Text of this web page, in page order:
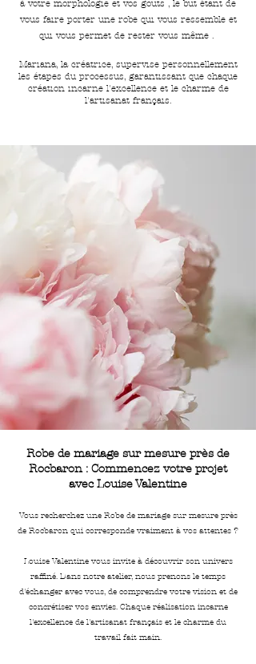
à votre morphologie et vos gouts , le but étant de
vous faire porter une robe qui vous ressemble et
qui vous permet de rester vous même .
Mariana, la créatrice, supervise personnellement
les étapes du processus, garantissant que chaque
création incarne l'excellence et le charme de
l'artisanat français.
Robe de mariage sur mesure près de
Rocbaron : Commencez votre projet
avec Louise Valentine
Vous recherchez une Robe de mariage sur mesure près
de Rocbaron qui corresponde vraiment à vos attentes ?
Louise Valentine vous invite à découvrir son univers
raffiné. Dans notre atelier, nous prenons le temps
d'échanger avec vous, de comprendre votre vision et de
concrétiser vos envies. Chaque réalisation incarne
l'excellence de l'artisanat français et le charme du
travail fait main.